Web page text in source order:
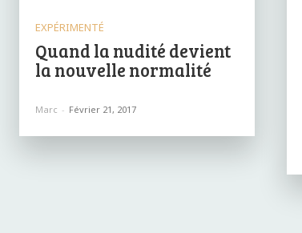
EXPÉRIMENTÉ
Quand la nudité devient
la nouvelle normalité
Marc - Février 21, 2017